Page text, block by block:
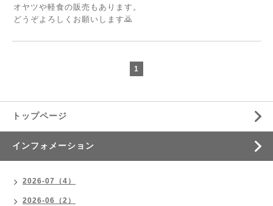
オヤツや軽食の販売もあります。
どうぞよろしくお願いします🙇
1
トップページ
インフォメーション
2026-07（4）
2026-06（2）